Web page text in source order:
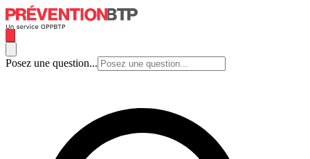
Posez une question...